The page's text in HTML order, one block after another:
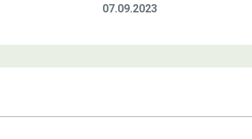
07.09.2023